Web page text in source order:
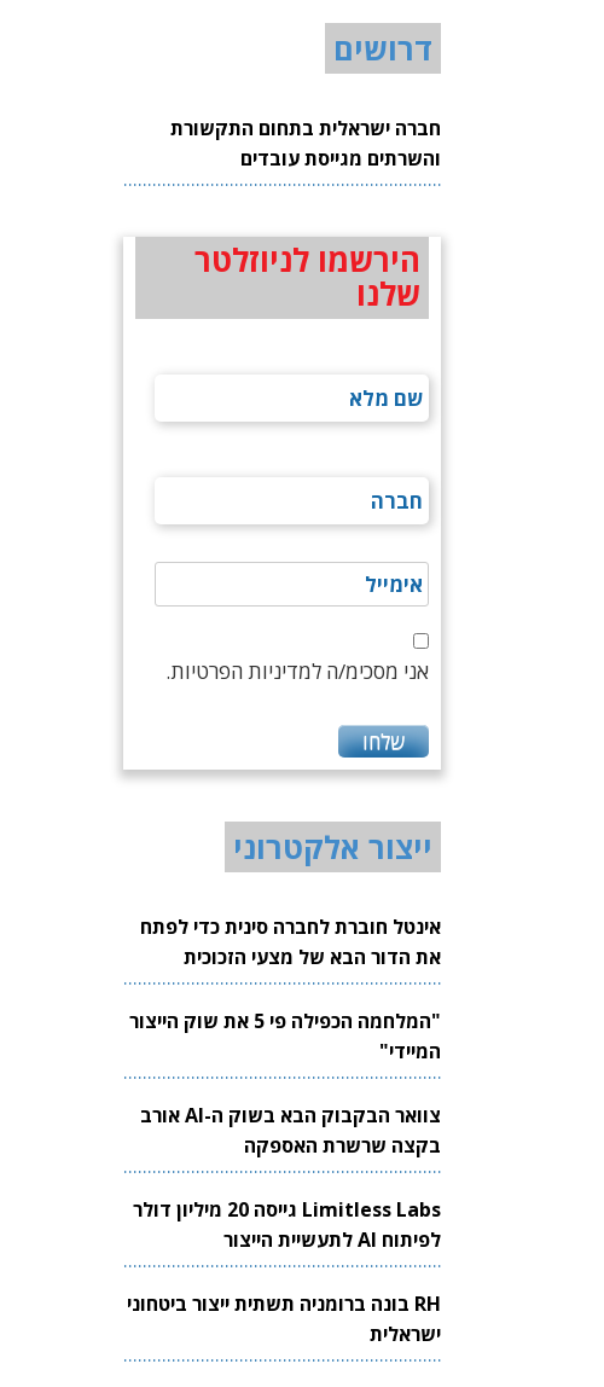
דרושים
חברה ישראלית בתחום התקשורת
והשרתים מגייסת עובדים
הירשמו לניוזלטר
שלנו
אני מסכימ/ה למדיניות הפרטיות.
ייצור אלקטרוני
אינטל חוברת לחברה סינית כדי לפתח
את הדור הבא של מצעי הזכוכית
לשבבים
"המלחמה הכפילה פי 5 את שוק הייצור
המיידי"
צוואר הבקבוק הבא בשוק ה-AI אורב
בקצה שרשרת האספקה
Limitless Labs גייסה 20 מיליון דולר
לפיתוח AI לתעשיית הייצור
RH בונה ברומניה תשתית ייצור ביטחוני
ישראלית